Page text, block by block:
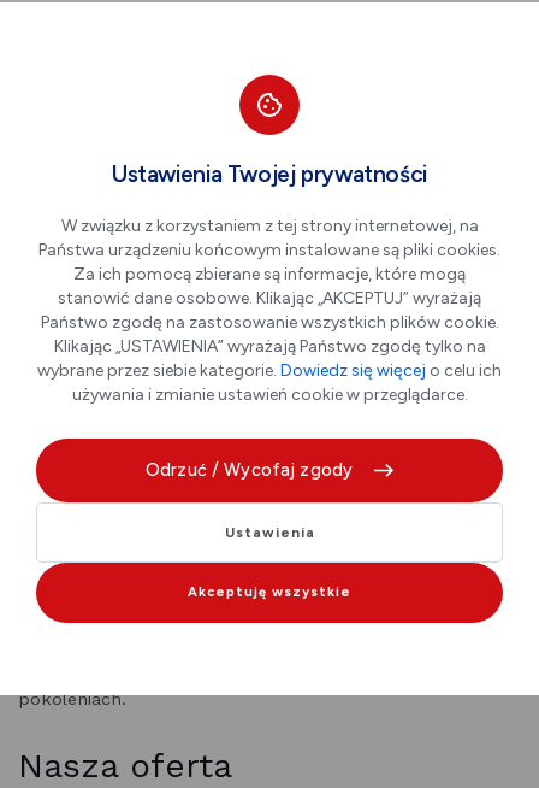
Mom&Daughter clothes4You
O nas
łączy modę dla mam i córek — stylową, komfortową i
nowoczesną. Sklep oferuje odzież, która pozwala
kobietom oraz dziewczynkom wyrażać siebie poprzez
modę, jednocześnie ciesząc się wygodą i dobrym stylem.
pokoleniach.
Nasza oferta
Ustawienia Twojej prywatności
W związku z korzystaniem z tej strony internetowej, na
Państwa urządzeniu końcowym instalowane są pliki cookies.
Za ich pomocą zbierane są informacje, które mogą
stanowić dane osobowe. Klikając „AKCEPTUJ” wyrażają
Państwo zgodę na zastosowanie wszystkich plików cookie.
Klikając „USTAWIENIA” wyrażają Państwo zgodę tylko na
wybrane przez siebie kategorie. Dowiedz się więcej o celu ich
używania i zmianie ustawień cookie w przeglądarce.
Odrzuć / Wycofaj zgody
Ustawienia
Akceptuję wszystkie